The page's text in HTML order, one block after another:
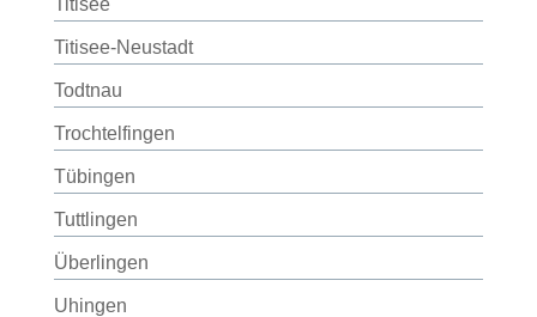
Titisee
Titisee-Neustadt
Todtnau
Trochtelfingen
Tübingen
Tuttlingen
Überlingen
Uhingen